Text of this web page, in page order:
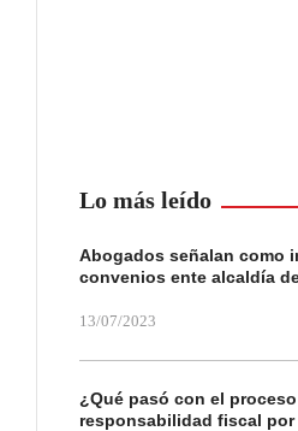
Lo más leído
Abogados señalan como
convenios ente alcaldía
13/07/2023
¿Qué pasó con el
responsabilidad fiscal por